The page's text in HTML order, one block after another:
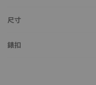
尺寸
錶扣